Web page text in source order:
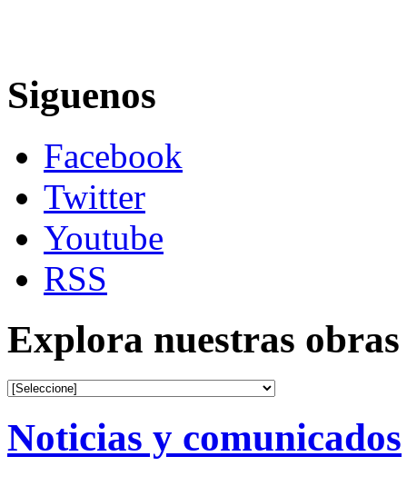
Siguenos
Facebook
Twitter
Youtube
RSS
Explora nuestras
Noticias y comunicados